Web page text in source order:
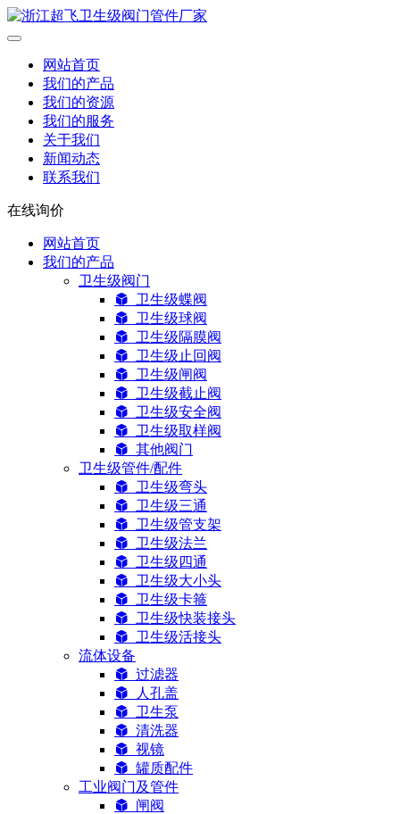
网站首页
我们的产品
我们的资源
我们的服务
关于我们
新闻动态
联系我们
在线询价
网站首页
我们的产品
卫生级阀门
卫生级蝶阀
卫生级球阀
卫生级隔膜阀
卫生级止回阀
卫生级闸阀
卫生级截止阀
卫生级安全阀
卫生级取样阀
其他阀门
卫生级管件/配件
卫生级弯头
卫生级三通
卫生级管支架
卫生级法兰
卫生级四通
卫生级大小头
卫生级卡箍
卫生级快装接头
卫生级活接头
流体设备
过滤器
人孔盖
卫生泵
清洗器
视镜
罐质配件
工业阀门及管件
闸阀